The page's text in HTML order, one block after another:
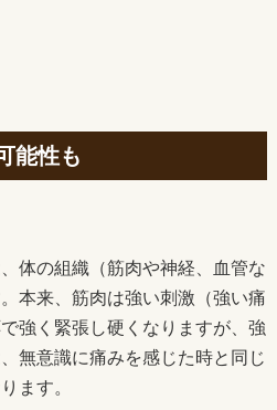
能性も
体の組織（筋肉や神経、血管な
本来、筋肉は強い刺激（強い痛
強く緊張し硬くなりますが、強
無意識に痛みを感じた時と同じ
ます。